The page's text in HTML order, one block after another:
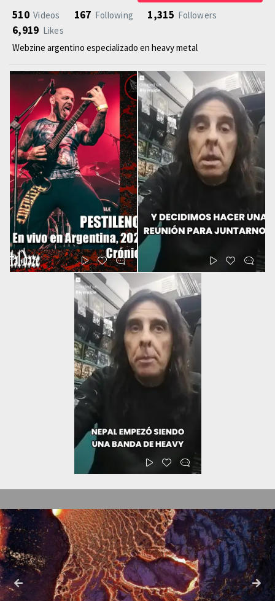
510 Videos 167 Following 1,315 Followers
6,919 Likes
Webzine argentino especializado en heavy metal